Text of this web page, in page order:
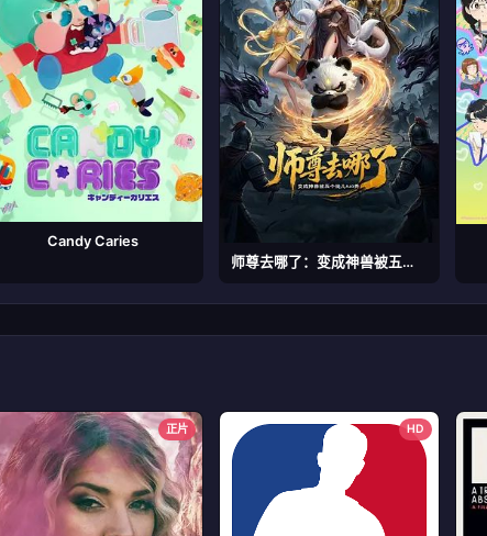
Candy Caries
师尊去哪了：变成神兽被五个徒儿rua秃
正片 HD